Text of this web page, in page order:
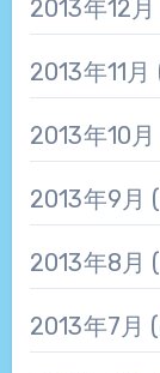
2013年12月
2013年11月
2013年10月
2013年9月
2013年8月
2013年7月